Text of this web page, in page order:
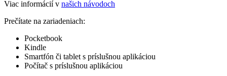
Viac informácií v našich návodoch
Prečítate na zariadeniach:
Pocketbook
Kindle
Smartfón či tablet s príslušnou aplikáciou
Počítač s príslušnou aplikáciou